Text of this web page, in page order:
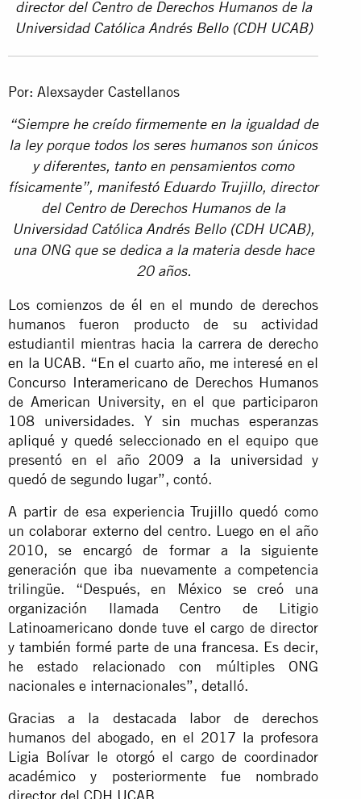
director del Centro de Derechos Humanos de la
Universidad Católica Andrés Bello (CDH UCAB)
Por: Alexsayder Castellanos
“Siempre he creído firmemente en la igualdad de
la ley porque todos los seres humanos son únicos
y diferentes, tanto en pensamientos como
físicamente”, manifestó Eduardo Trujillo, director
del Centro de Derechos Humanos de la
Universidad Católica Andrés Bello (CDH UCAB),
una ONG que se dedica a la materia desde hace
20 años.
Los comienzos de él en el mundo de derechos
humanos fueron producto de su actividad
estudiantil mientras hacia la carrera de derecho
en la UCAB. “En el cuarto año, me interesé en el
Concurso Interamericano de Derechos Humanos
de American University, en el que participaron
108 universidades. Y sin muchas esperanzas
apliqué y quedé seleccionado en el equipo que
presentó en el año 2009 a la universidad y
quedó de segundo lugar”, contó.
A partir de esa experiencia Trujillo quedó como
un colaborar externo del centro. Luego en el año
2010, se encargó de formar a la siguiente
generación que iba nuevamente a competencia
trilingüe. “Después, en México se creó una
organización llamada Centro de Litigio
Latinoamericano donde tuve el cargo de director
y también formé parte de una francesa. Es decir,
he estado relacionado con múltiples ONG
nacionales e internacionales”, detalló.
Gracias a la destacada labor de derechos
humanos del abogado, en el 2017 la profesora
Ligia Bolívar le otorgó el cargo de coordinador
académico y posteriormente fue nombrado
director del CDH UCAB.